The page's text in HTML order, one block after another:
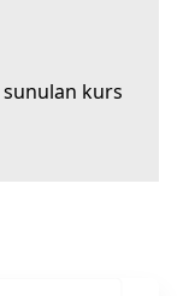
kurs